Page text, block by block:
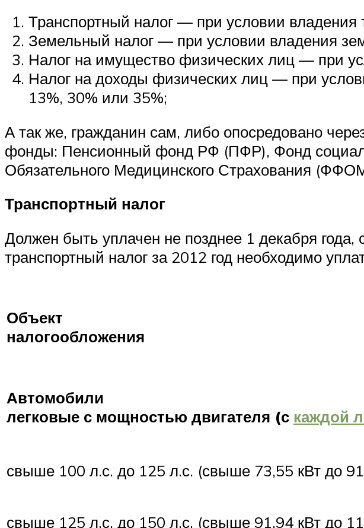
Транспортный налог — при условии владения
Земельный налог — при условии владения
Налог на имущество физических лиц — при
Налог на доходы физических лиц — при
13%, 30% или 35%;
А так же, гражданин сам, либо опосредовано
фонды: Пенсионный фонд РФ (ПФР), Фонд
Обязательного Медицинского Страхования
Транспортный налог
Должен быть уплачен не позднее 1 декабря
транспортный налог за 2012 год необходимо
Объект
налогообложения
Автомобили
легковые с мощностью двигателя (с каждой
свыше 100 л.с. до 125 л.с. (свыше 73,55 кВт до
свыше 125 л.с. до 150 л.с. (свыше 91,94 кВт до